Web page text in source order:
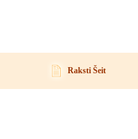
Raksti Šeit